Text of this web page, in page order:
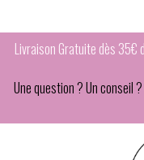
Livraison Gratuite dès 35€
Une question ? Un conseil